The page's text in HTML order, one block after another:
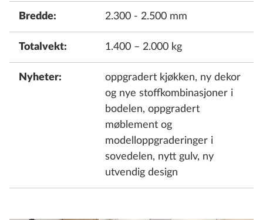
Bredde: 2.300 - 2.500 mm
Totalvekt: 1.400 – 2.000 kg
Nyheter:
oppgradert kjøkken, ny dekor
og nye stoffkombinasjoner i
bodelen, oppgradert
møblement og
modelloppgraderinger i
sovedelen, nytt gulv, ny
utvendig design